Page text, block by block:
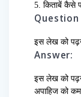
5. किताबें कैसे
Question
इस लेख को
Answer:
इस लेख को पढ़ने
अपाहिज को